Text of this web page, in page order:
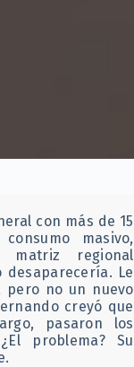
con más de 15
masivo,
matriz regional
Le
pero no un nuevo
creyó que
pasaron los
problema? Su